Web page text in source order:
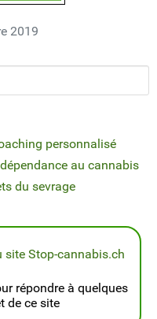
2019
personnalisé
au cannabis
du sevrage
Stop-cannabis.ch
répondre à quelques
de ce site